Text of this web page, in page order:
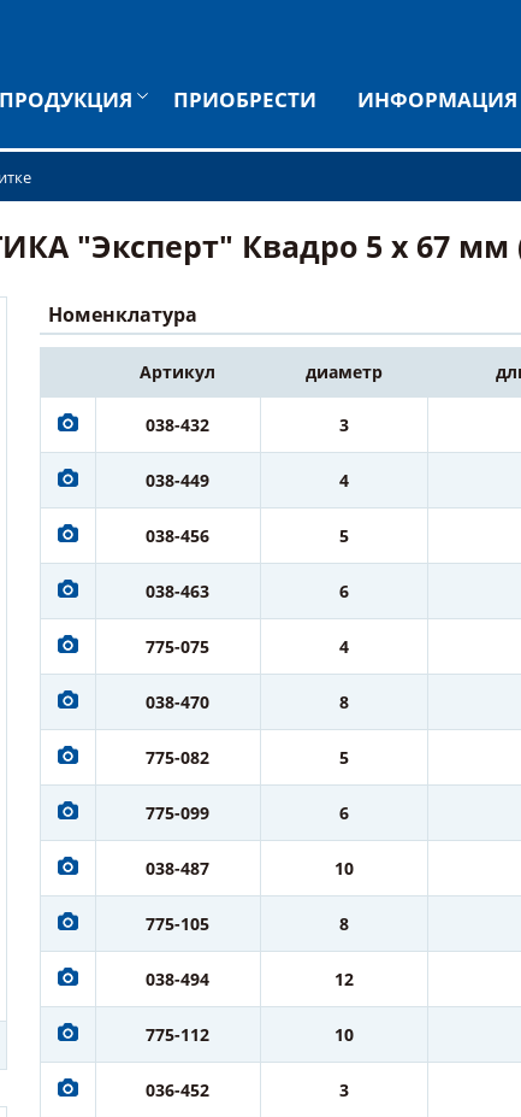
ПРОДУКЦИЯ ПРИОБРЕСТИ ИНФОРМАЦИЯ
"Эксперт" Квадро 5 х 67 мм
Номенклатура
Артикул диаметр
038-432 3
038-449 4
038-456 5
038-463 6
775-075 4
038-470 8
775-082 5
775-099 6
038-487 10
775-105 8
038-494 12
775-112 10
036-452 3